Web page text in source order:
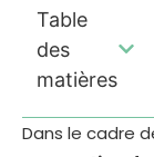
Dans le cadre
Table
des
matières